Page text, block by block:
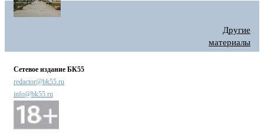
Другие
материалы
Сетевое издание БК55
redactor@bk55.ru
info@bk55.ru